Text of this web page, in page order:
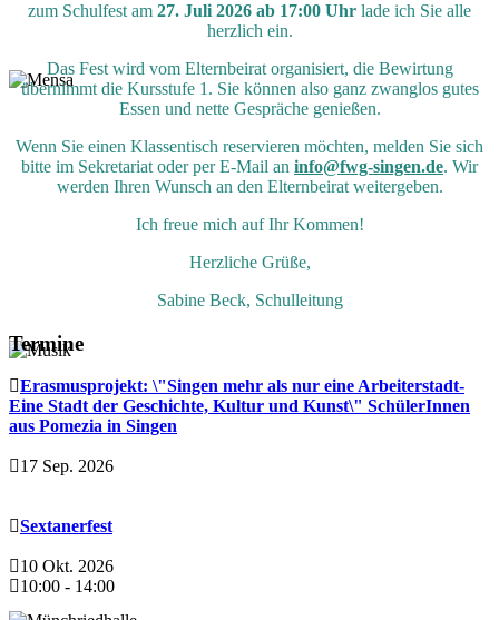
zum Schulfest am 27. Juli 2026 ab 17:00 Uhr lade ich Sie alle
herzlich ein.
Das Fest wird vom Elternbeirat organisiert, die Bewirtung
übernimmt die Kursstufe 1. Sie können also ganz zwanglos gutes
Essen und nette Gespräche genießen.
Wenn Sie einen Klassentisch reservieren möchten, melden Sie sich
bitte im Sekretariat oder per E-Mail an info@fwg-singen.de. Wir
werden Ihren Wunsch an den Elternbeirat weitergeben.
Ich freue mich auf Ihr Kommen!
Herzliche Grüße,
Sabine Beck, Schulleitung
Termine
Erasmusprojekt: \"Singen mehr als nur eine Arbeiterstadt-
Eine Stadt der Geschichte, Kultur und Kunst\" SchülerInnen
aus Pomezia in Singen
17 Sep. 2026
Sextanerfest
10 Okt. 2026
10:00 - 14:00